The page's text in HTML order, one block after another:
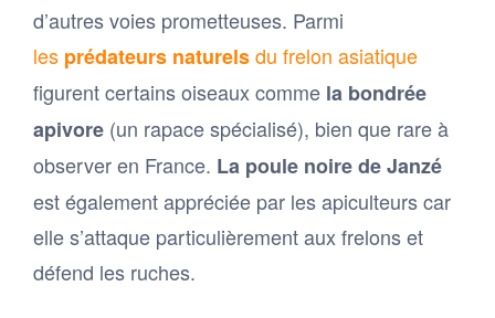
d’autres voies prometteuses. Parmi
les prédateurs naturelsdu frelon asiatique
figurent certains oiseaux comme la bondrée
apivore (un rapace spécialisé), bien que rare à
observer en France. La poule noire de Janzé
est également appréciée par les apiculteurs car
elle s’attaque particulièrement aux frelons et
défend les ruches.